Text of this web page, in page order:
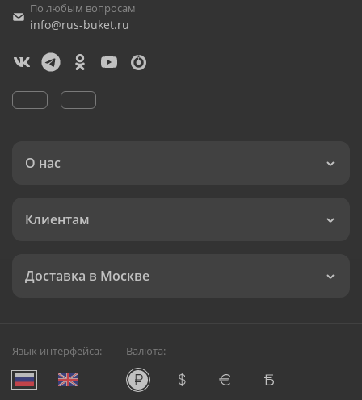
По любым вопросам
info@rus-buket.ru
О нас
Клиентам
Доставка в Москве
Язык интерфейса: Валюта: